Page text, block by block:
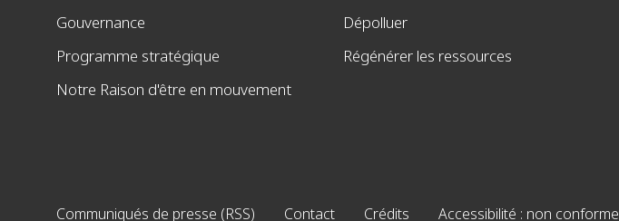
Gouvernance
Programme stratégique
Notre Raison d'être en mouvement
Dépolluer
Régénérer les ressources
Communiqués de presse (RSS) Contact Crédits Accessibilité : non conforme